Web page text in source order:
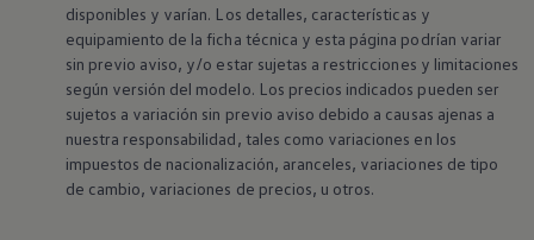
disponibles y varían. Los detalles, características y
equipamiento de la ficha técnica y esta página podrían variar
sin previo aviso, y/o estar sujetas a restricciones y limitaciones
según versión del modelo. Los precios indicados pueden ser
sujetos a variación sin previo aviso debido a causas ajenas a
nuestra responsabilidad, tales como variaciones en los
impuestos de nacionalización, aranceles, variaciones de tipo
de cambio, variaciones de precios, u otros.